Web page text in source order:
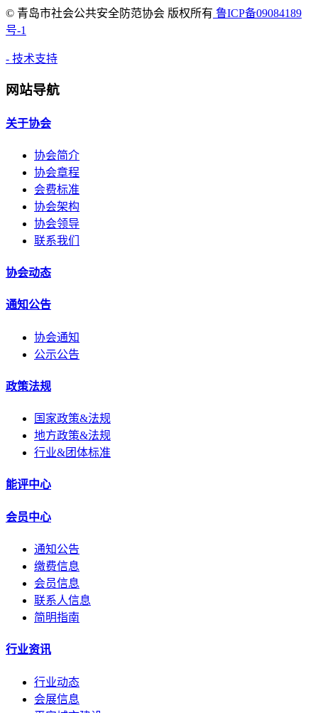
© 青岛市社会公共安全防范协会 版权所有 鲁ICP备09084189
号-1
- 技术支持
网站导航
关于协会
协会简介
协会章程
会费标准
协会架构
协会领导
联系我们
协会动态
通知公告
协会通知
公示公告
政策法规
国家政策&法规
地方政策&法规
行业&团体标准
能评中心
会员中心
通知公告
缴费信息
会员信息
联系人信息
简明指南
行业资讯
行业动态
会展信息